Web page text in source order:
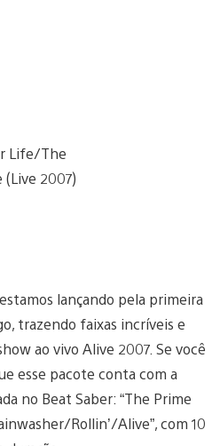
Life/The
2007)
lançando pela primeira
trazendo faixas incríveis e
ao vivo Alive 2007. Se você
esse pacote conta com a
no Beat Saber: “The Prime
Rollin’/Alive”, com 10